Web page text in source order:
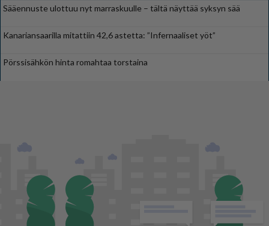
Sääennuste ulottuu nyt marraskuulle – tältä näyttää syksyn sää
Kanariansaarilla mitattiin 42,6 astetta: ”Infernaaliset yöt”
Pörssisähkön hinta romahtaa torstaina